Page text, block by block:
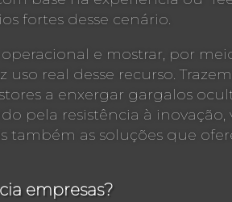
fortes desse cenário.
e mostrar, por
real desse recurso.
a enxergar gargalos
pela resistência à inovação,
as soluções que
empresas?